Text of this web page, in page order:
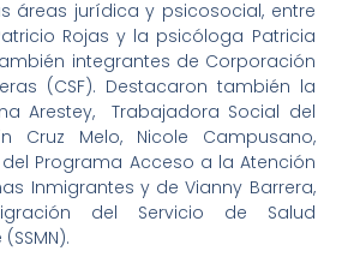
áreas jurídica y psicosocial, entre
Rojas y la psicóloga Patricia
integrantes de Corporación
(CSF). Destacaron también la
Arestey, Trabajadora Social del
Cruz Melo, Nicole Campusano,
Programa Acceso a la Atención
Inmigrantes y de Vianny Barrera,
del Servicio de Salud